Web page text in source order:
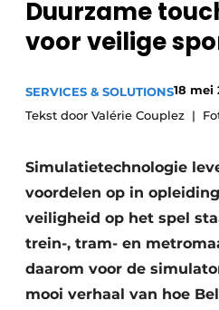
Privacy / Cookie
Vacature aanmelden
Video’s
Duurzame
voor veilige
SERVICES & SOLUTIONS18 mei
Tekst door Valérie Couplez
Simulatietechnologie
voordelen op in
veiligheid op het spel
trein-, tram- en
daarom voor de
mooi verhaal van hoe